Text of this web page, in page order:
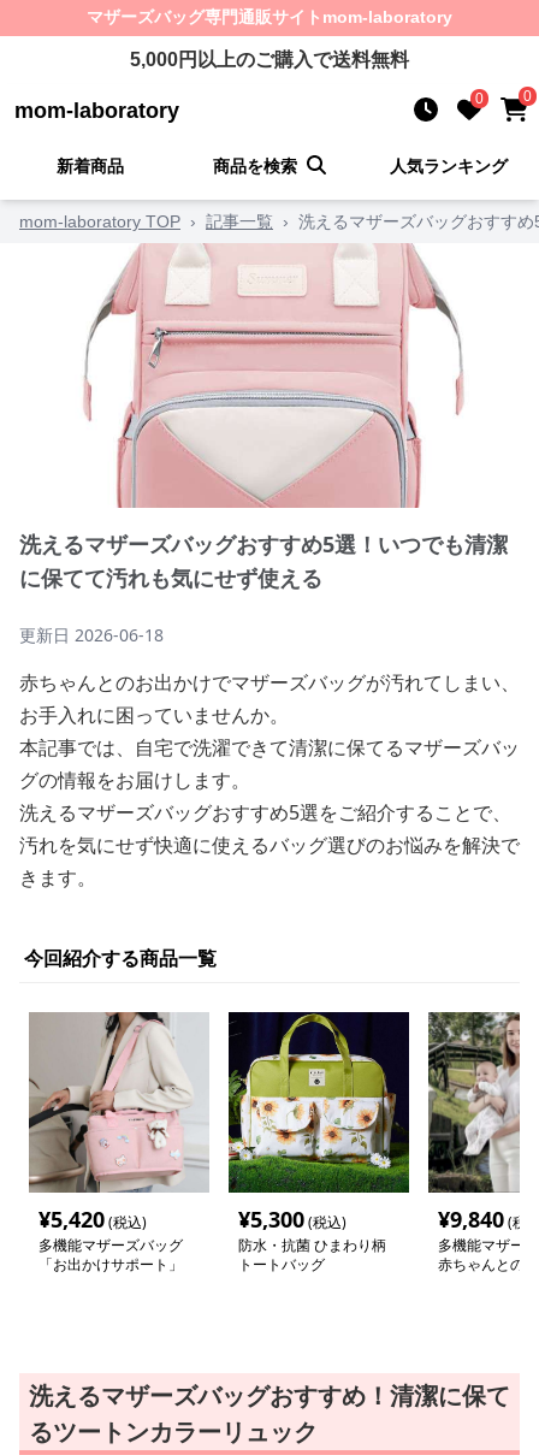
マザーズバッグ専門通販サイト mom-laboratory
5,000円以上のご購入で送料無料
mom-laboratory 0 0
新着商品 商品を検索 人気ランキング
mom-laboratory TOP › 記事一覧 › 洗えるマザーズバッグおすす
洗えるマザーズバッグおすすめ5選！いつでも清潔
に保てて汚れも気にせず使える
更新日 2026-06-18
赤ちゃんとのお出かけでマザーズバッグが汚れてしまい、
お手入れに困っていませんか。
本記事では、自宅で洗濯できて清潔に保てるマザーズバッ
グの情報をお届けします。
洗えるマザーズバッグおすすめ5選をご紹介することで、
汚れを気にせず快適に使えるバッグ選びのお悩みを解決で
きます。
今回紹介する商品一覧
¥5,420(税込)
多機能マザーズバッグ
「お出かけサポート」
¥5,300(税込)
防水・抗菌 ひまわり柄
トートバッグ
¥9,840(税
多機能マザー
赤ちゃんとの
洗えるマザーズバッグおすすめ！清潔に保て
るツートンカラーリュック